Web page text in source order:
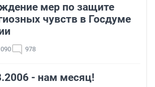
мер по защите
чувств в Госдуме
978
- нам месяц!